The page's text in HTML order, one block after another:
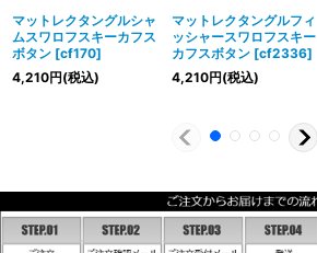
マットレクタングルシャ
ムスワロフスキーカフス
ボタン [cf170]
4,210円(税込)
マットレクタングルフィ
ッシャースワロフスキー
カフスボタン [cf2336]
4,210円(税込)